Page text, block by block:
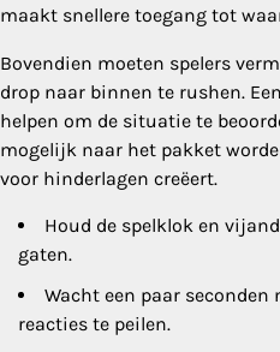
maakt snellere toegang tot
Bovendien moeten spelers
drop naar binnen te rushen.
helpen om de situatie te
mogelijk naar het pakket
voor hinderlagen creëert.
Houd de spelklok en
gaten.
Wacht een paar
reacties te peilen.